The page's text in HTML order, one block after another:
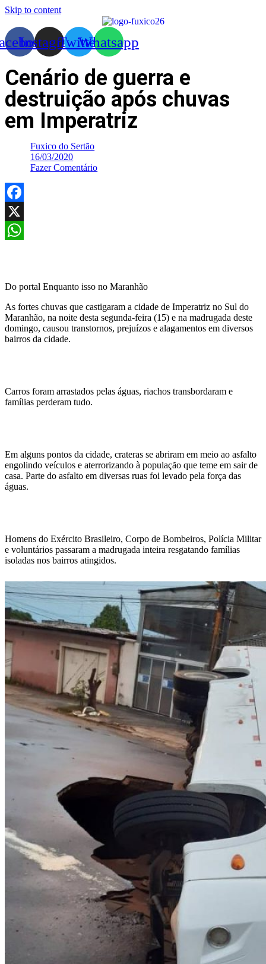
Skip to content
InstagramTwitterWhatsapp
Cenário de guerra e
destruição após chuvas
em Imperatriz
Fuxico do Sertão
16/03/2020
Fazer Comentário
Facebook
X
Do portal Enquanto isso no Maranhão
As fortes chuvas que castigaram a cidade de Imperatriz no Sul do
Maranhão, na noite desta segunda-feira (15) e na madrugada deste
domingo, causou transtornos, prejuízos e alagamentos em diversos
bairros da cidade.
Carros foram arrastados pelas águas, riachos transbordaram e
famílias perderam tudo.
Em alguns pontos da cidade, crateras se abriram em meio ao asfalto
engolindo veículos e aterrorizando à população que teme em sair de
casa. Parte do asfalto em diversas ruas foi levado pela força das
águas.
Homens do Exército Brasileiro, Corpo de Bombeiros, Polícia Militar
e voluntários passaram a madrugada inteira resgatando famílias
isoladas nos bairros atingidos.